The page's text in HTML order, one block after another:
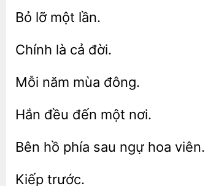
một
cả
đông.
đến một
phía sau ngự viên.